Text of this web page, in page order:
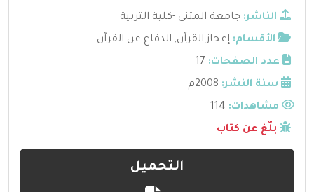
الناشر: جامعة المثنى -كلية التربية
الأقسام: إعجاز القرآن, الدفاع عن القرآن
عدد الصفحات: 17
سنة النشر: 2008م
مشاهدات:
بلّغ عن كتاب
التحميل